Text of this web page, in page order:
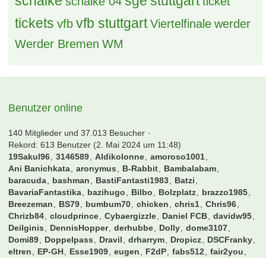
tickets vfb vfb stuttgart Viertelfinale werder
Werder Bremen WM
Benutzer online
140 Mitglieder und 37.013 Besucher
Rekord: 613 Benutzer (2. Mai 2024 um 11:48)
19Sakul96
3146589 Aldikolonne
amoroso1001
Ani Banichkata
aronymus B-Rabbit
Bambalabam
baracuda
bashman BastiFantasti1983
Batzi
BavariaFantastika
bazihugo Bilbo Bolzplatz
brazzo1985
Breezeman
BS79 bumbum70 chicken chris1
Chris96
Chrizb84
cloudprince Cybaergizzle Daniel FCB
davidw95
Deilginis
DennisHopper derhubbe Dolly
dome3107
Domi89
Doppelpass Dravil drharrym Dropicz
DSCFranky
eltren
EP-GH Esse1909 eugen F2dP fabs512
fair2you